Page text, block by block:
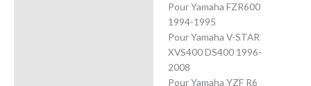
Pour Yamaha FZR600
1994-1995
Pour Yamaha V-STAR
XVS400 DS400 1996-
2008
Pour Yamaha YZF R6